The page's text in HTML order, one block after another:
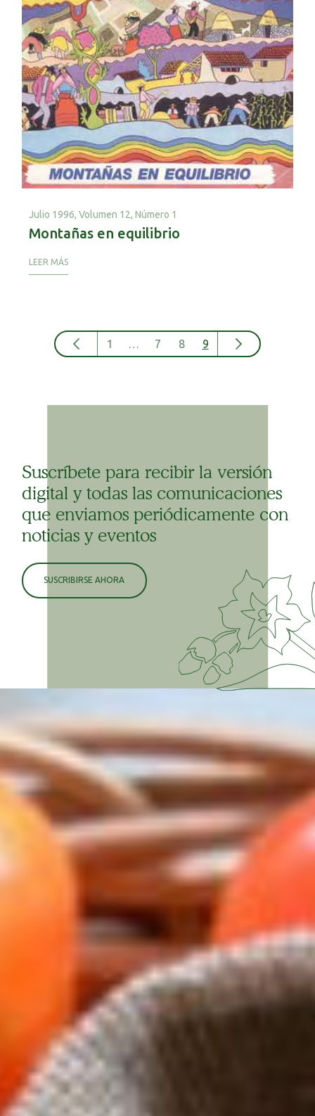
Julio 1996, Volumen 12, Número 1
Montañas en equilibrio
LEER MÁS
1 7 8 9
Suscríbete para recibir la versión
digital y todas las comunicaciones
que enviamos periódicamente con
noticias y eventos
SUSCRIBIRSE AHORA